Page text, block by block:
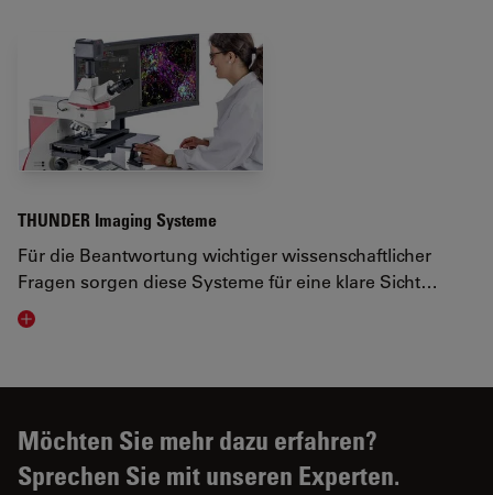
THUNDER Imaging Systeme
Für die Beantwortung wichtiger wissenschaftlicher
Fragen sorgen diese Systeme für eine klare Sicht…
Visit related page
Möchten Sie mehr dazu erfahren?
Sprechen Sie mit unseren Experten.